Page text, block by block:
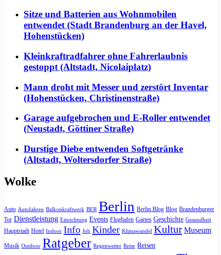
Sitze und Batterien aus Wohnmobilen
entwendet (Stadt Brandenburg an der Havel,
Hohenstücken)
Kleinkraftradfahrer ohne Fahrerlaubnis
gestoppt (Altstadt, Nicolaiplatz)
Mann droht mit Messer und zerstört Inventar
(Hohenstücken, Christinenstraße)
Garage aufgebrochen und E-Roller entwendet
(Neustadt, Göttiner Straße)
Durstige Diebe entwenden Softgetränke
(Altstadt, Woltersdorfer Straße)
Wolke
Auto Autofahren Balkonkraftwerk BER Berlin Berlin Blog Blog Brandenburger
Tor Dienstleistung Einrichtung Events Flughafen Garten Geschichte Gesundheit
Hauptstadt Hotel Indoor Info Job Kinder Klimawandel Kultur Museum
Musik Outdoor Ratgeber Regenwetter Reise Reisen